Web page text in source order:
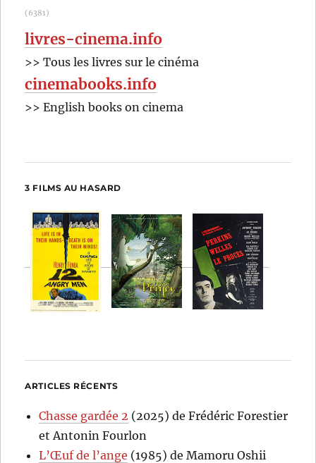
(6381)
livres-cinema.info
>> Tous les livres sur le cinéma
cinemabooks.info
>> English books on cinema
3 FILMS AU HASARD
ARTICLES RÉCENTS
Chasse gardée 2 (2025) de Frédéric Forestier
et Antonin Fourlon
L’Œuf de l’ange (1985) de Mamoru Oshii